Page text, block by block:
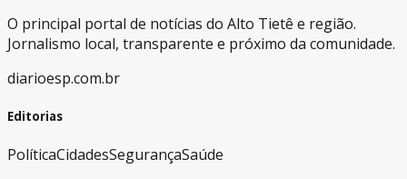
O principal portal de notícias do Alto Tietê e região.
Jornalismo local, transparente e próximo da comunidade.
diarioesp.com.br
Editorias
PolíticaCidadesSegurançaSaúde